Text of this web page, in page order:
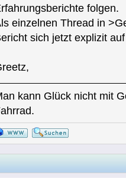
folgen.
einzelnen Thread in
sich jetzt explizit
kann Glück nicht mit